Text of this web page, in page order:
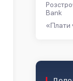
Bank
«Плати